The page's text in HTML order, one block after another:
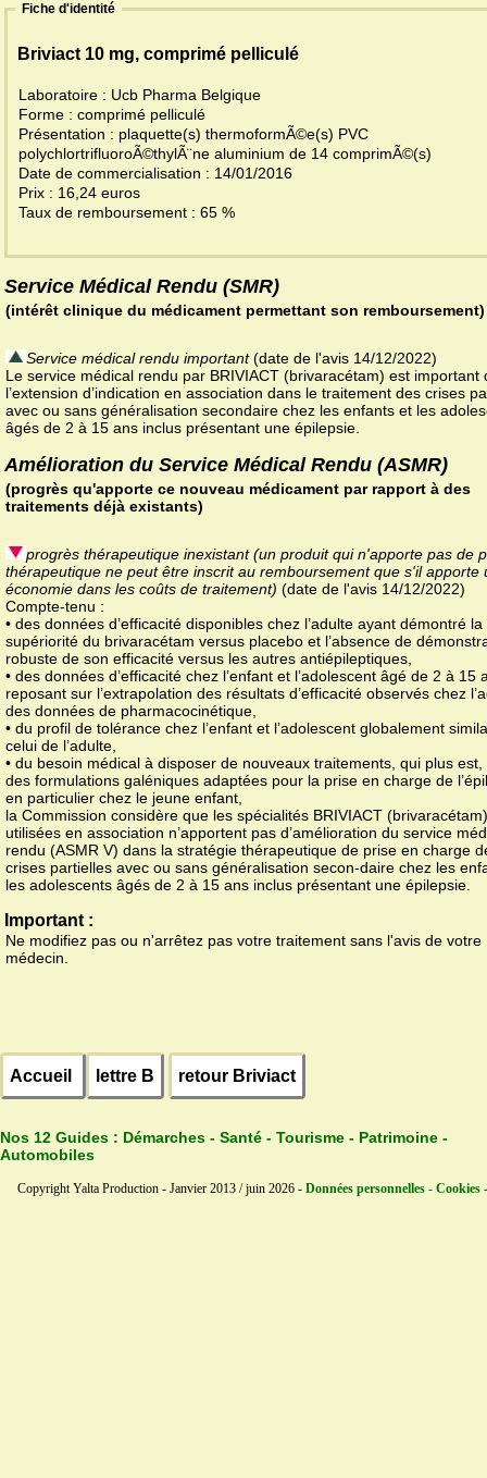
Fiche d'identité
Briviact 10 mg, comprimé pelliculé
Laboratoire : Ucb Pharma Belgique
Forme : comprimé pelliculé
Présentation : plaquette(s) thermoformÃ©e(s) PVC
polychlortrifluoroÃ©thylÃ¨ne aluminium de 14 comprimÃ©(s)
Date de commercialisation : 14/01/2016
Prix : 16,24 euros
Taux de remboursement : 65 %
Service Médical Rendu (SMR)
(intérêt clinique du médicament permettant son remboursement)
Service médical rendu important(date de l'avis 14/12/2022)
Le service médical rendu par BRIVIACT (brivaracétam) est important
l’extension d’indication en association dans le traitement des crises
avec ou sans généralisation secondaire chez les enfants et les
âgés de 2 à 15 ans inclus présentant une épilepsie.
Amélioration du Service Médical Rendu (ASMR)
(progrès qu'apporte ce nouveau médicament par rapport à des
traitements déjà existants)
progrès thérapeutique inexistant (un produit qui n'apporte pas de
thérapeutique ne peut être inscrit au remboursement que s'il apporte
économie dans les coûts de traitement) (date de l'avis 14/12/2022)
Compte-tenu :
• des données d’efficacité disponibles chez l’adulte ayant démontré la
supériorité du brivaracétam versus placebo et l’absence de
robuste de son efficacité versus les autres antiépileptiques,
• des données d’efficacité chez l’enfant et l’adolescent âgé de 2 à 15
reposant sur l’extrapolation des résultats d’efficacité observés chez
des données de pharmacocinétique,
• du profil de tolérance chez l’enfant et l’adolescent globalement
celui de l’adulte,
• du besoin médical à disposer de nouveaux traitements, qui plus est,
des formulations galéniques adaptées pour la prise en charge de
en particulier chez le jeune enfant,
la Commission considère que les spécialités BRIVIACT (brivaracétam)
utilisées en association n’apportent pas d’amélioration du service
rendu (ASMR V) dans la stratégie thérapeutique de prise en charge
crises partielles avec ou sans généralisation secon-daire chez les
les adolescents âgés de 2 à 15 ans inclus présentant une épilepsie.
Important :
Ne modifiez pas ou n'arrêtez pas votre traitement sans l'avis de votre
médecin.
Accueil lettre B retour Briviact
Nos 12 Guides : Démarches - Santé - Tourisme - Patrimoine -
Automobiles
Copyright Yalta Production - Janvier 2013 / juin 2026 - Données personnelles - Cookies